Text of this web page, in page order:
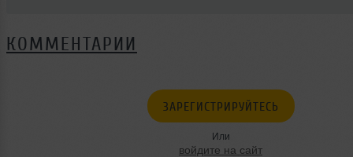
КОММЕНТАРИИ
ЗАРЕГИСТРИРУЙТЕСЬ
Или
войдите на сайт